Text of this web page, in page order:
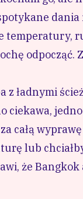
dania
temperatury,
ładnymi
ciekawa,
całą
lub
że